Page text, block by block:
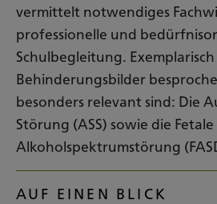
vermittelt notwendiges
professionelle und
Schulbegleitung.
Behinderungsbilder
besonders relevant sind: Die
Störung (ASS) sowie die Fetale
Alkoholspektrumstörung
AUF EINEN BLICK